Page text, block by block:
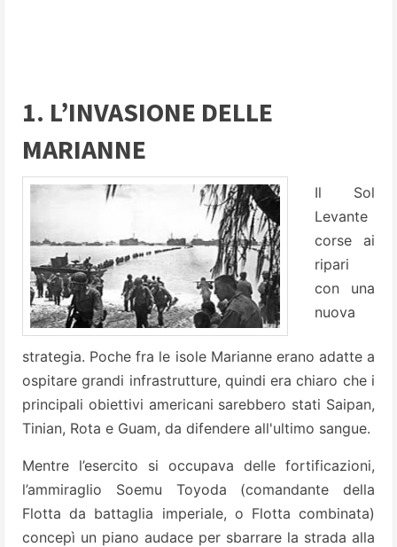
1. L’INVASIONE DELLE
MARIANNE
Il Sol
Levante
corse ai
ripari
con una
nuova
strategia. Poche fra le isole Marianne erano adatte a
ospitare grandi infrastrutture, quindi era chiaro che i
principali obiettivi americani sarebbero stati Saipan,
Tinian, Rota e Guam, da difendere all'ultimo sangue.
Mentre l’esercito si occupava delle fortificazioni,
l’ammiraglio Soemu Toyoda (comandante della
Flotta da battaglia imperiale, o Flotta combinata)
concepì un piano audace per sbarrare la strada alla